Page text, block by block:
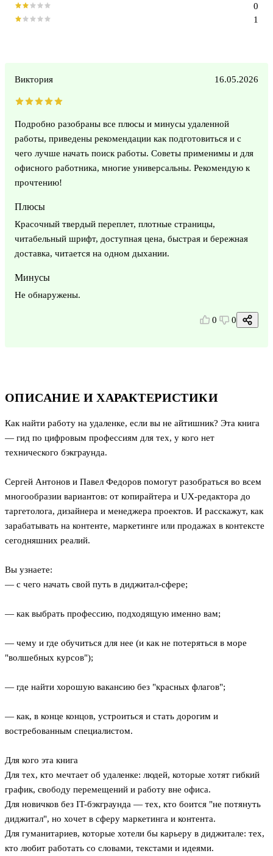
ОПИСАНИЕ И ХАРАКТЕРИСТИКИ
Как найти работу на удаленке, если вы не айтишник? Эта книга
— гид по цифровым профессиям для тех, у кого нет
технического бэкграунда.
Сергей Антонов и Павел Федоров помогут разобраться во всем
многообразии вариантов: от копирайтера и UX-редактора до
таргетолога, дизайнера и менеджера проектов. И расскажут, как
зарабатывать на контенте, маркетинге или продажах в контексте
сегодняшних реалий.
Вы узнаете:
— с чего начать свой путь в диджитал-сфере;
— как выбрать профессию, подходящую именно вам;
— чему и где обучиться для нее (и как не потеряться в море
"волшебных курсов");
— где найти хорошую вакансию без "красных флагов";
— как, в конце концов, устроиться и стать дорогим и
востребованным специалистом.
Для кого эта книга
Для тех, кто мечтает об удаленке: людей, которые хотят гибкий
график, свободу перемещений и работу вне офиса.
Для новичков без IT-бэкграунда — тех, кто боится "не потянуть
диджитал", но хочет в сферу маркетинга и контента.
Для гуманитариев, которые хотели бы карьеру в диджитале: тех,
кто любит работать со словами, текстами и идеями.
1
0
Виктория 16.05.2026
Подробно разобраны все плюсы и минусы удаленной
работы, приведены рекомендации как подготовиться и с
чего лучше начать поиск работы. Советы применимы и для
офисного работника, многие универсальны. Рекомендую к
прочтению!
Плюсы
Красочный твердый переплет, плотные страницы,
читабельный шрифт, доступная цена, быстрая и бережная
доставка, читается на одном дыхании.
Минусы
Не обнаружены.
0 0